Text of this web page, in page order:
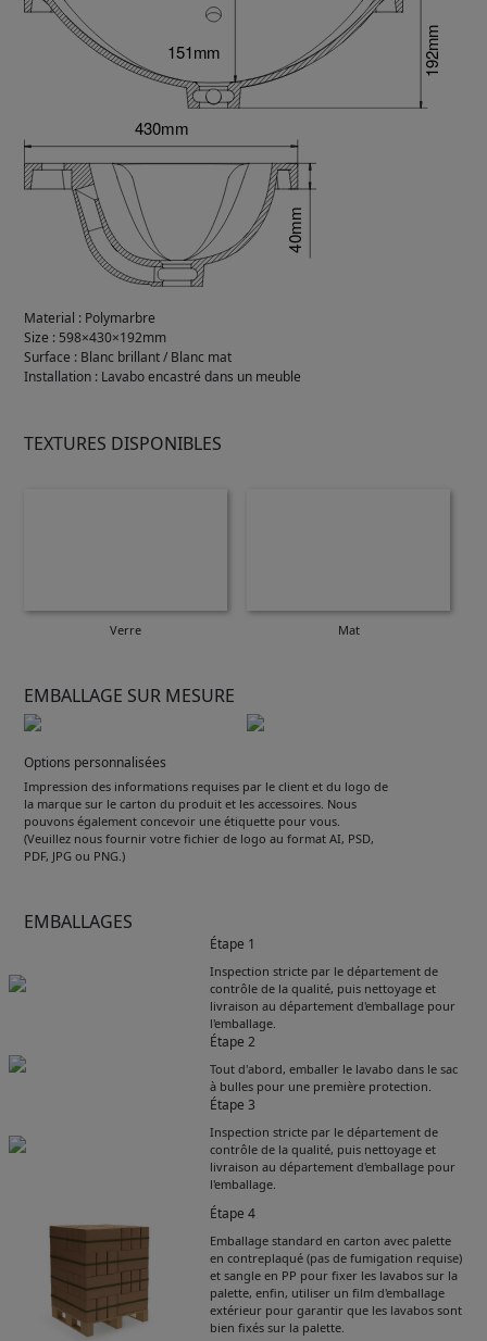
Material : Polymarbre
Size : 598×430×192mm
Surface : Blanc brillant / Blanc mat
Installation : Lavabo encastré dans un meuble
TEXTURES DISPONIBLES
Verre Mat
EMBALLAGE SUR MESURE
Options personnalisées
Impression des informations requises par le client et du logo de
la marque sur le carton du produit et les accessoires. Nous
pouvons également concevoir une étiquette pour vous.
(Veuillez nous fournir votre fichier de logo au format AI, PSD,
PDF, JPG ou PNG.)
EMBALLAGES
Étape 1
Inspection stricte par le département de
contrôle de la qualité, puis nettoyage et
livraison au département d'emballage pour
l'emballage.
Étape 2
Tout d'abord, emballer le lavabo dans le sac
à bulles pour une première protection.
Étape 3
Inspection stricte par le département de
contrôle de la qualité, puis nettoyage et
livraison au département d'emballage pour
l'emballage.
Étape 4
Emballage standard en carton avec palette
en contreplaqué (pas de fumigation requise)
et sangle en PP pour fixer les lavabos sur la
palette, enfin, utiliser un film d'emballage
extérieur pour garantir que les lavabos sont
bien fixés sur la palette.
Get Catalogue
Please leave your contact information,the